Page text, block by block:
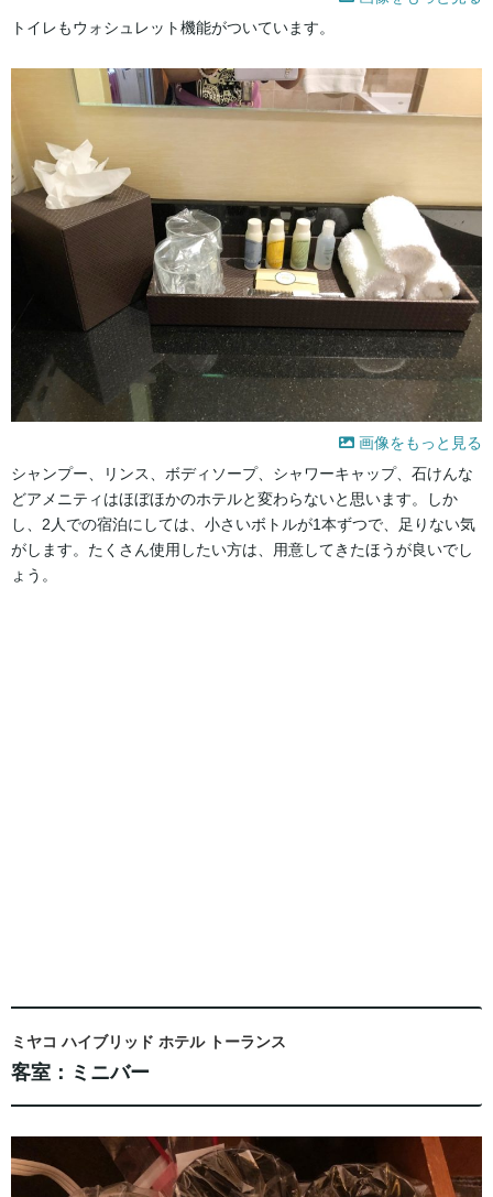
トイレもウォシュレット機能がついています。
画像をもっと見る
シャンプー、リンス、ボディソープ、シャワーキャップ、石けんな
どアメニティはほぼほかのホテルと変わらないと思います。しか
し、2人での宿泊にしては、小さいボトルが1本ずつで、足りない気
がします。たくさん使用したい方は、用意してきたほうが良いでし
ょう。
ミヤコ ハイブリッド ホテル トーランス
客室：ミニバー